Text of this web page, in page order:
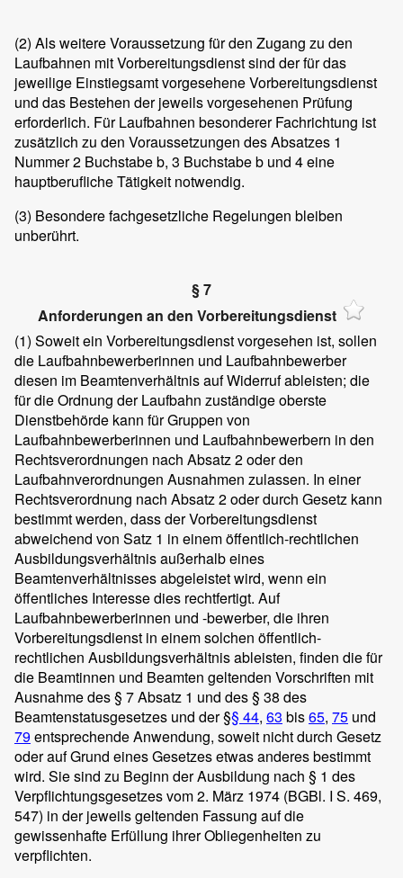
(2) Als weitere Voraussetzung für den Zugang zu den
Laufbahnen mit Vorbereitungsdienst sind der für das
jeweilige Einstiegsamt vorgesehene Vorbereitungsdienst
und das Bestehen der jeweils vorgesehenen Prüfung
erforderlich. Für Laufbahnen besonderer Fachrichtung ist
zusätzlich zu den Voraussetzungen des Absatzes 1
Nummer 2 Buchstabe b, 3 Buchstabe b und 4 eine
hauptberufliche Tätigkeit notwendig.
(3) Besondere fachgesetzliche Regelungen bleiben
unberührt.
§ 7
Anforderungen an den Vorbereitungsdienst
(1) Soweit ein Vorbereitungsdienst vorgesehen ist, sollen
die Laufbahnbewerberinnen und Laufbahnbewerber
diesen im Beamtenverhältnis auf Widerruf ableisten; die
für die Ordnung der Laufbahn zuständige oberste
Dienstbehörde kann für Gruppen von
Laufbahnbewerberinnen und Laufbahnbewerbern in den
Rechtsverordnungen nach Absatz 2 oder den
Laufbahnverordnungen Ausnahmen zulassen. In einer
Rechtsverordnung nach Absatz 2 oder durch Gesetz kann
bestimmt werden, dass der Vorbereitungsdienst
abweichend von Satz 1 in einem öffentlich-rechtlichen
Ausbildungsverhältnis außerhalb eines
Beamtenverhältnisses abgeleistet wird, wenn ein
öffentliches Interesse dies rechtfertigt. Auf
Laufbahnbewerberinnen und -bewerber, die ihren
Vorbereitungsdienst in einem solchen öffentlich-
rechtlichen Ausbildungsverhältnis ableisten, finden die für
die Beamtinnen und Beamten geltenden Vorschriften mit
Ausnahme des § 7 Absatz 1 und des § 38 des
Beamtenstatusgesetzes und der §§ 44, 63 bis65, 75 und
79entsprechende Anwendung, soweit nicht durch Gesetz
oder auf Grund eines Gesetzes etwas anderes bestimmt
wird. Sie sind zu Beginn der Ausbildung nach § 1 des
Verpflichtungsgesetzes vom 2. März 1974 (BGBl. I S. 469,
547) in der jeweils geltenden Fassung auf die
gewissenhafte Erfüllung ihrer Obliegenheiten zu
verpflichten.